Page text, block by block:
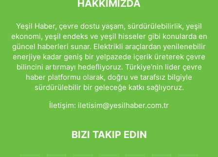
HAKKIMIZDA
Yeşil Haber, çevre dostu yaşam, sürdürülebilirlik, yeşil
ekonomi, yeşil endeks ve yeşil hisseler gibi konularda en
güncel haberleri sunar. Elektrikli araçlardan yenilenebilir
enerjiye kadar geniş bir yelpazede içerik üreterek çevre
bilincini artırmayı hedefliyoruz. Türkiye'nin lider çevre
haber platformu olarak, doğru ve tarafsız bilgiyle
sürdürülebilir bir geleceğe katkı sağlıyoruz.
İletişim: iletisim@yesilhaber.com.tr
BIZI TAKIP EDIN